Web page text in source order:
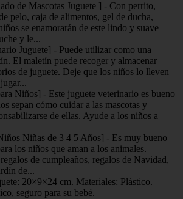
de Mascotas Juguete ] - Con perrito,
pelo, caja de alimentos, gel de ducha,
se enamorarán de este lindo y suave
y le...
Juguete] - Puede utilizar como una
El maletín puede recoger y almacenar
de juguete. Deje que los niños lo lleven
Niños] - Este juguete veterinario es bueno
sepan cómo cuidar a las mascotas y
de ellas. Ayude a los niños a
Niñas de 3 4 5 Años] - Es muy bueno
los niños que aman a los animales.
de cumpleaños, regalos de Navidad,
de...
20×9×24 cm. Materiales: Plástico.
seguro para su bebé.